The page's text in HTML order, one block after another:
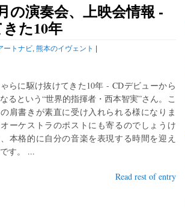
演奏会、上映会情報 -
た10年
ートナビ, 熊本のイヴェント
らに駆け抜けてきた10年 - CDデビューから
るという“世界的指揮者・西本智実”さん。こ
肩書きが素直に受け入れられる様になりま
オーケストラのポストにも寄るのでしょうけ
本格的に自分の音楽を表現する時間を迎え
す。 ...
Read rest of entry